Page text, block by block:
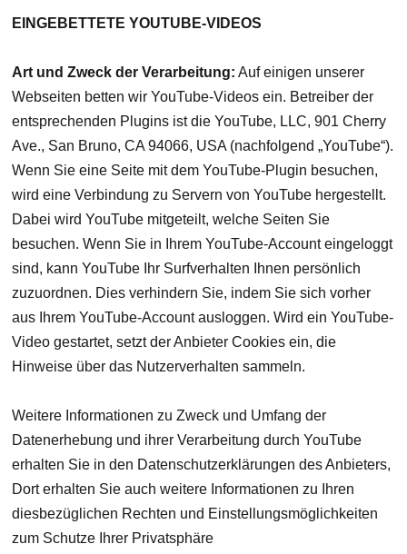
EINGEBETTETE YOUTUBE-VIDEOS
Art und Zweck der Verarbeitung: Auf einigen unserer
Webseiten betten wir YouTube-Videos ein. Betreiber der
entsprechenden Plugins ist die YouTube, LLC, 901 Cherry
Ave., San Bruno, CA 94066, USA (nachfolgend „YouTube“).
Wenn Sie eine Seite mit dem YouTube-Plugin besuchen,
wird eine Verbindung zu Servern von YouTube hergestellt.
Dabei wird YouTube mitgeteilt, welche Seiten Sie
besuchen. Wenn Sie in Ihrem YouTube-Account eingeloggt
sind, kann YouTube Ihr Surfverhalten Ihnen persönlich
zuzuordnen. Dies verhindern Sie, indem Sie sich vorher
aus Ihrem YouTube-Account ausloggen. Wird ein YouTube-
Video gestartet, setzt der Anbieter Cookies ein, die
Hinweise über das Nutzerverhalten sammeln.
Weitere Informationen zu Zweck und Umfang der
Datenerhebung und ihrer Verarbeitung durch YouTube
erhalten Sie in den Datenschutzerklärungen des Anbieters,
Dort erhalten Sie auch weitere Informationen zu Ihren
diesbezüglichen Rechten und Einstellungsmöglichkeiten
zum Schutze Ihrer Privatsphäre